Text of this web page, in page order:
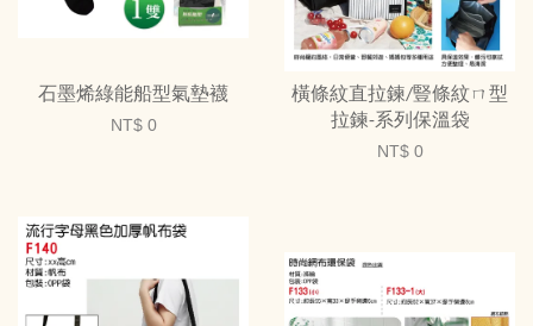
石墨烯綠能船型氣墊襪
NT$ 0
橫條紋直拉鍊/豎條紋ㄇ型
拉鍊-系列保溫袋
NT$ 0